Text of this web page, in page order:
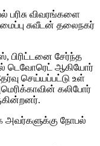
விவரங்​களை
சுவீடன் தலைநகர்
பிரிட்​டனை சேர்ந்த
டெவோரெட் ஆகியோர்
செய்​யப்​பட்டு உள்​
கலி​போர்​
அவர்​களுக்கு நோபல்